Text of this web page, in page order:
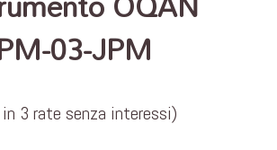
03-JPM
in 3 rate senza interessi)